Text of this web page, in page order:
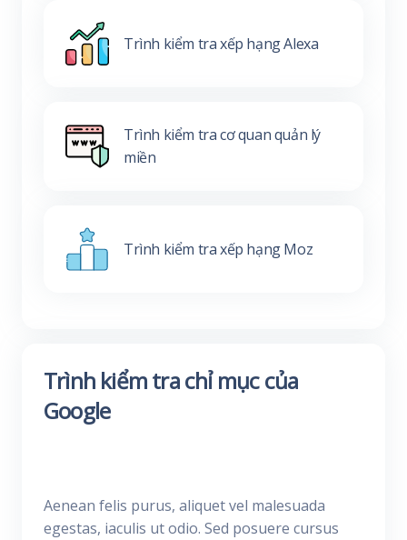
Trình kiểm tra xếp hạng Alexa
Trình kiểm tra cơ quan quản lý
miền
Trình kiểm tra xếp hạng Moz
Trình kiểm tra chỉ mục của
Google
Aenean felis purus, aliquet vel malesuada
egestas, iaculis ut odio. Sed posuere cursus